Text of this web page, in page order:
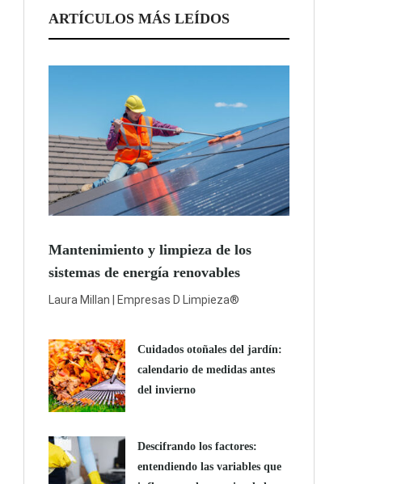
ARTÍCULOS MÁS LEÍDOS
Mantenimiento y limpieza de los
sistemas de energía renovables
Laura Millan | Empresas D Limpieza®
Cuidados otoñales del jardín:
calendario de medidas antes
del invierno
Descifrando los factores:
entendiendo las variables que